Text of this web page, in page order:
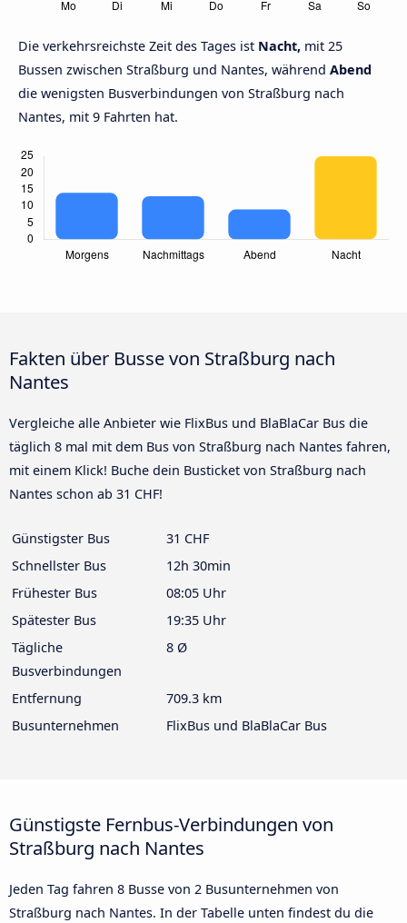
Die verkehrsreichste Zeit des Tages ist Nacht, mit 25
Bussen zwischen Straßburg und Nantes, während Abend
die wenigsten Busverbindungen von Straßburg nach
Nantes, mit 9 Fahrten hat.
Fakten über Busse von Straßburg nach
Nantes
Vergleiche alle Anbieter wie FlixBus und BlaBlaCar Bus die
täglich 8 mal mit dem Bus von Straßburg nach Nantes fahren,
mit einem Klick! Buche dein Busticket von Straßburg nach
Nantes schon ab 31 CHF!
Günstigster Bus
31 CHF
Schnellster Bus
12h 30min
Frühester Bus
08:05 Uhr
Spätester Bus
19:35 Uhr
Tägliche
Busverbindungen
8 Ø
Entfernung
709.3 km
Busunternehmen
FlixBus und BlaBlaCar Bus
Günstigste Fernbus-Verbindungen von
Straßburg nach Nantes
Jeden Tag fahren 8 Busse von 2 Busunternehmen von
Straßburg nach Nantes. In der Tabelle unten findest du die